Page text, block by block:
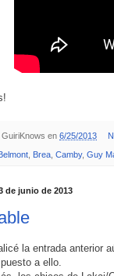
GuiriKnows en 6/25/2013
Brea Camby, Guy
de junio de 2013
la entrada anterior
a ello.